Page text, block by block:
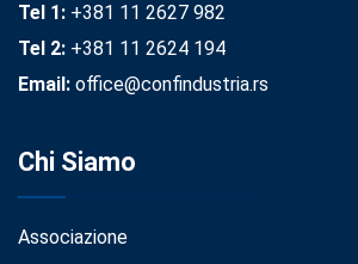
Tel 1: +381 11 2627 982
Tel 2: +381 11 2624 194
Email: office@confindustria.rs
Chi Siamo
Associazione